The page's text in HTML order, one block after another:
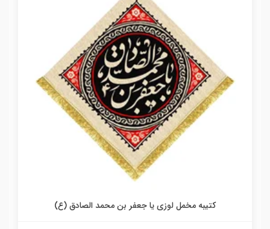
کتیبه مخمل لوزی یا جعفر بن محمد الصادق (ع)